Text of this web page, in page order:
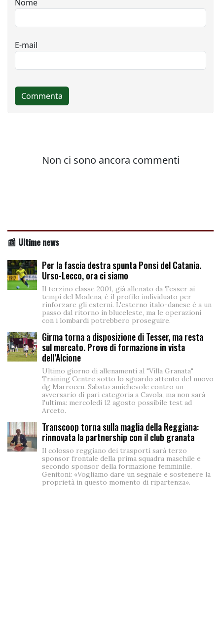
📰 Ultime news
Per la fascia destra spunta Ponsi del Catania.
Urso-Lecco, ora ci siamo
Il terzino classe 2001, già allenato da Tesser ai
tempi del Modena, è il profilo individuato per
rinforzare gli esterni. L'esterno italo-danese è a un
passo dal ritorno in bluceleste, ma le operazioni
con i lombardi potrebbero proseguire.
Girma torna a disposizione di Tesser, ma resta
sul mercato. Prove di formazione in vista
dell’Alcione
Ultimo giorno di allenamenti al "Villa Granata"
Training Centre sotto lo sguardo attento del nuovo
dg Marroccu. Sabato amichevole contro un
avversario di pari categoria a Cavola, ma non sarà
l'ultima: mercoledì 12 agosto possibile test ad
Arceto.
Transcoop torna sulla maglia della Reggiana:
rinnovata la partnership con il club granata
Il colosso reggiano dei trasporti sarà terzo
sponsor frontale della prima squadra maschile e
secondo sponsor della formazione femminile.
Genitoni: «Vogliamo dare un segnale e sostenere la
proprietà in questo momento di ripartenza».